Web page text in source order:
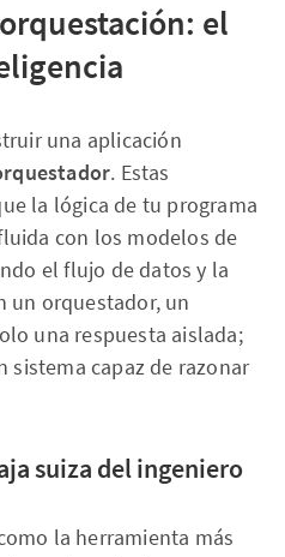
el
una aplicación
. Estas
la lógica de tu programa
con los modelos de
el flujo de datos y la
un orquestador, un
una respuesta aislada;
sistema capaz de razonar
suiza del ingeniero
la herramienta más